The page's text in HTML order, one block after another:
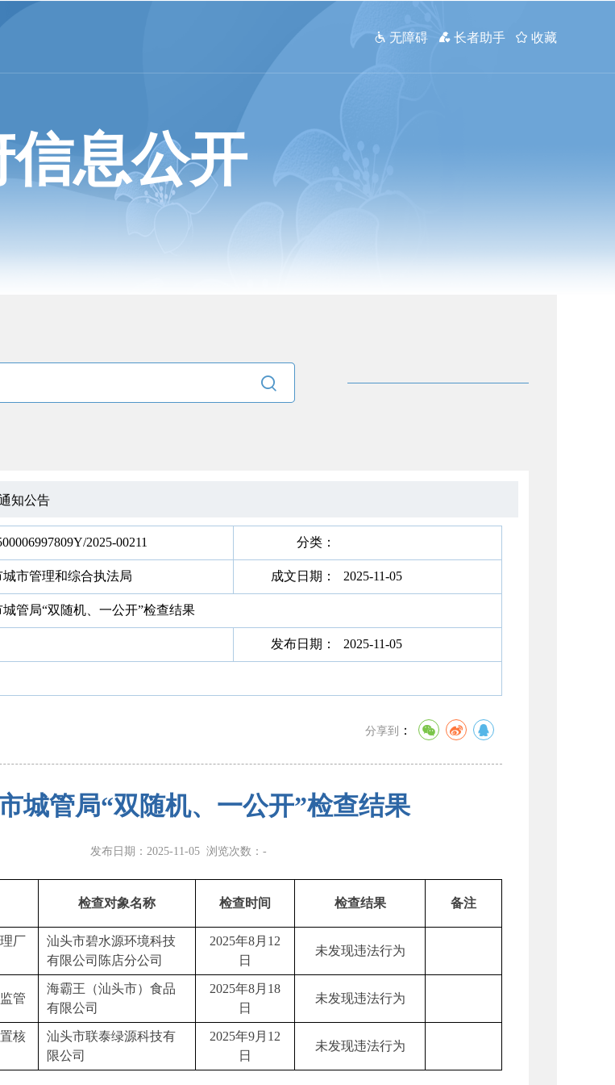
 无障碍  长者助手  收藏
信息公开

知公告
2025-00211 分类：
城市管理和综合执法局 成文日期： 2025-11-05
管局“双随机、一公开”检查结果
发布日期： 2025-11-05
分享到 ：
城管局“双随机、一公开”检查结果
发布日期：2025-11-05 浏览次数： -
检查对象名称 检查时间 检查结果 备注
厂
汕头市碧水源环境科技
有限公司陈店分公司
2025年8月12
日
未发现违法行为
管
海霸王（汕头市）食品
有限公司
2025年8月18
日
未发现违法行为
核
汕头市联泰绿源科技有
限公司
2025年9月12
日
未发现违法行为